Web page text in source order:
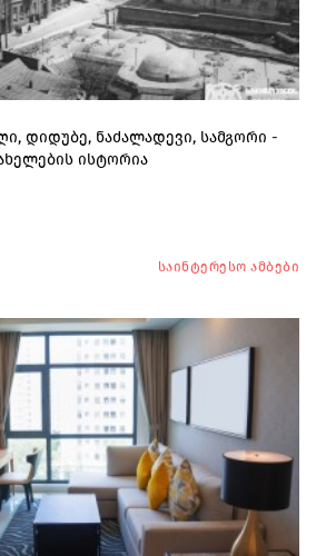
დიდუბე, ნაძალადევი, სამგორი -
ისტორია
საინტერესო ამბები